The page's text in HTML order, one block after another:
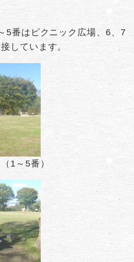
5番はピクニック広場、6、7
しています。
1～5番）